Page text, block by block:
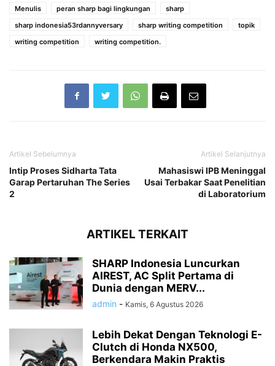
Menulis
peran sharp bagi lingkungan
sharp
sharp indonesia53rdannyversary
sharp writing competition
topik
writing competition
writing competition.
Artikel Sebelumnya
Intip Proses Sidharta Tata
Garap Pertaruhan The Series
2
Artikel Selanjutnya
Mahasiswi IPB Meninggal
Usai Terbakar Saat Penelitian
di Laboratorium
ARTIKEL TERKAIT
SHARP Indonesia Luncurkan
AIREST, AC Split Pertama di
Dunia dengan MERV...
admin - Kamis, 6 Agustus 2026
Lebih Dekat Dengan Teknologi E-
Clutch di Honda NX500,
Berkendara Makin Praktis